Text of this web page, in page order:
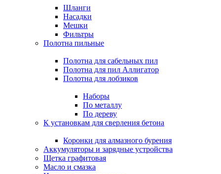
Шланги
Насадки
Мешки
Фильтры
Полотна пильные
Полотна для сабельных пил
Полотна для пил Аллигатор
Полотна для лобзиков
Наборы
По металлу
По дереву
К установкам для сверления бетона
Коронки для алмазного бурения
Аккумуляторы и зарядные устройства
Щетка графитовая
Масло и смазка